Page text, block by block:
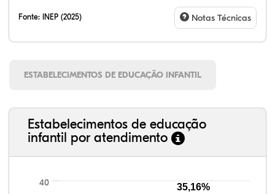
Fonte: INEP (2025) Notas Técnicas
ESTABELECIMENTOS DE EDUCAÇÃO INFANTIL
Estabelecimentos de educação
infantil por atendimento
40 35,16%